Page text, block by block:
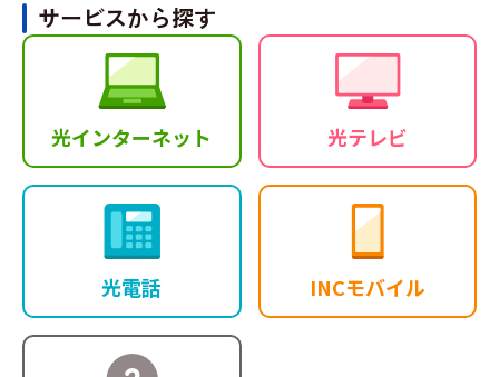
サービスから探す
光インターネット 光テレビ
光電話 INCモバイル